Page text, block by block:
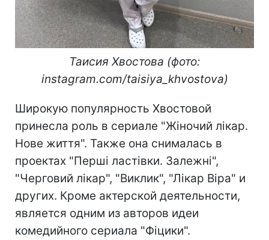
Таисия Хвостова (фото:
instagram.com/taisiya_khvostova)
Широкую популярность Хвостовой
принесла роль в сериале "Жіночий лікар.
Нове життя". Также она снималась в
проектах "Перші ластівки. Залежні",
"Черговий лікар", "Виклик", "Лікар Віра" и
других. Кроме актерской деятельности,
является одним из авторов идеи
комедийного сериала "Фіцики".